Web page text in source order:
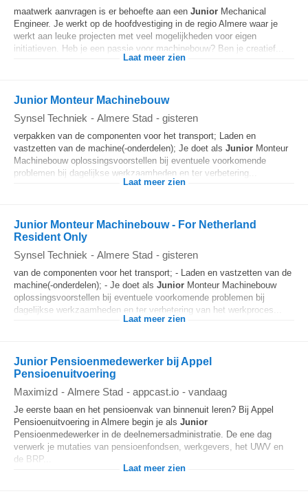
maatwerk aanvragen is er behoefte aan een Junior Mechanical
Engineer. Je werkt op de hoofdvestiging in de regio Almere waar je
werkt aan leuke projecten met veel mogelijkheden voor eigen
initiatieven. Heb je een passie voor machinebouw? Ben je creatief...
Laat meer zien
Junior Monteur Machinebouw
Synsel Techniek - Almere Stad - gisteren
verpakken van de componenten voor het transport; Laden en
vastzetten van de machine(-onderdelen); Je doet als Junior Monteur
Machinebouw oplossingsvoorstellen bij eventuele voorkomende
problemen bij dagelijkse werkzaamheden en ter verbetering...
Laat meer zien
Junior Monteur Machinebouw - For Netherland
Resident Only
Synsel Techniek - Almere Stad - gisteren
van de componenten voor het transport; - Laden en vastzetten van de
machine(-onderdelen); - Je doet als Junior Monteur Machinebouw
oplossingsvoorstellen bij eventuele voorkomende problemen bij
dagelijkse werkzaamheden en ter verbetering van het werkproces...
Laat meer zien
Junior Pensioenmedewerker bij Appel
Pensioenuitvoering
Maximizd - Almere Stad - appcast.io - vandaag
Je eerste baan en het pensioenvak van binnenuit leren? Bij Appel
Pensioenuitvoering in Almere begin je als Junior
Pensioenmedewerker in de deelnemersadministratie. De ene dag
verwerk je mutaties van pensioenfondsen, werkgevers, het UWV en
de BRP...
Laat meer zien